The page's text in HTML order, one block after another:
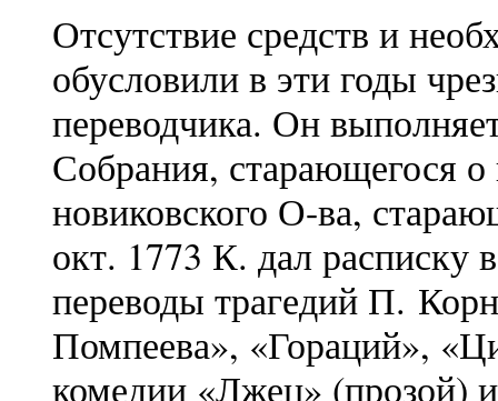
Отсутствие средств и
обусловили в эти годы
переводчика. Он
Собрания, старающегося
новиковского О-ва,
окт. 1773 К. дал расписку
переводы трагедий П.
Помпеева», «Гораций»,
комедии «Лжец»